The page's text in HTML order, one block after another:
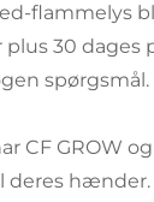
30 dages
CF GROW
deres